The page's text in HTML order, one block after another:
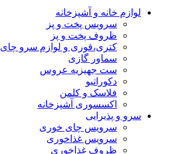
لوازم خانه و آشپزخانه
سرویس پخت و پز
ظروف پخت و پز
کتری،قوری و لوازم سرو چای
سماور گازی
ست جهیزیه عروس
دکوراتیو
فلاسک و کلمن
اکسسوری آشپزخانه
سرو و پذیرایی
سرویس چای خوری
سرویس غذاخوری
ظروف غذاخوری